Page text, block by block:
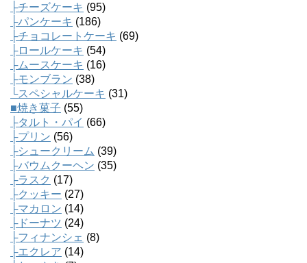
├チーズケーキ (95)
├パンケーキ (186)
├チョコレートケーキ (69)
├ロールケーキ (54)
├ムースケーキ (16)
├モンブラン (38)
└スペシャルケーキ (31)
■焼き菓子 (55)
├タルト・パイ (66)
├プリン (56)
├シュークリーム (39)
├バウムクーヘン (35)
├ラスク (17)
├クッキー (27)
├マカロン (14)
├ドーナツ (24)
├フィナンシェ (8)
├エクレア (14)